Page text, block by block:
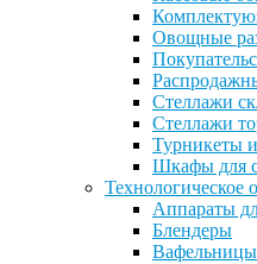
Овощные
Стеллажи
Стеллажи
Турникеты
Шкафы для
Технологическое
Аппараты
Блендеры
Вафельницы